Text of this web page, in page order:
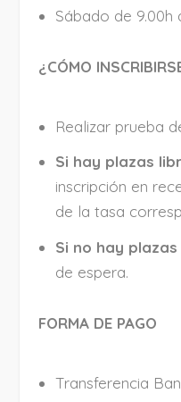
Sábado de 9.00h
¿CÓMO
Realizar prueba
Si hay plazas
inscripción en
de la tasa
Si no hay
de espera.
FORMA DE PAGO
Transferencia